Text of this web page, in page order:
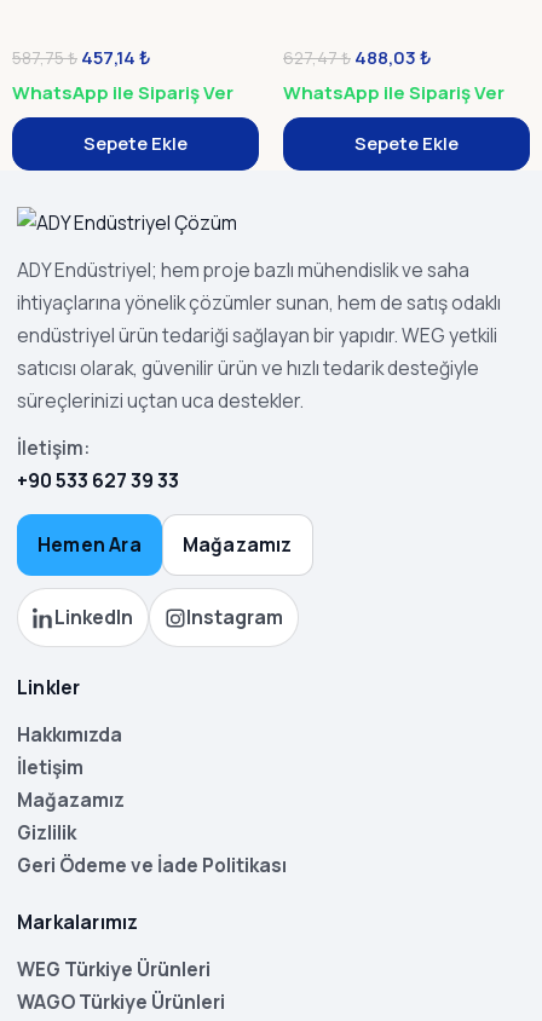
587,75₺ 457,14₺
WhatsApp ile Sipariş Ver
Sepete Ekle
627,47₺ 488,03₺
WhatsApp ile Sipariş Ver
Sepete Ekle
ADY Endüstriyel; hem proje bazlı mühendislik ve saha
ihtiyaçlarına yönelik çözümler sunan, hem de satış odaklı
endüstriyel ürün tedariği sağlayan bir yapıdır. WEG yetkili
satıcısı olarak, güvenilir ürün ve hızlı tedarik desteğiyle
süreçlerinizi uçtan uca destekler.
İletişim:
+90 533 627 39 33
Hemen Ara Mağazamız
LinkedIn Instagram
Linkler
Hakkımızda
İletişim
Mağazamız
Gizlilik
Geri Ödeme ve İade Politikası
Markalarımız
WEG Türkiye Ürünleri
WAGO Türkiye Ürünleri